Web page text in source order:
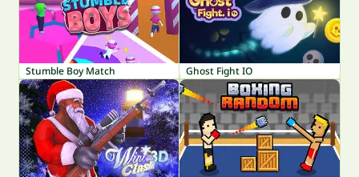
Stumble Boy Match Ghost Fight IO